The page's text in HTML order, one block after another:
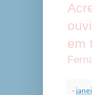
em
-